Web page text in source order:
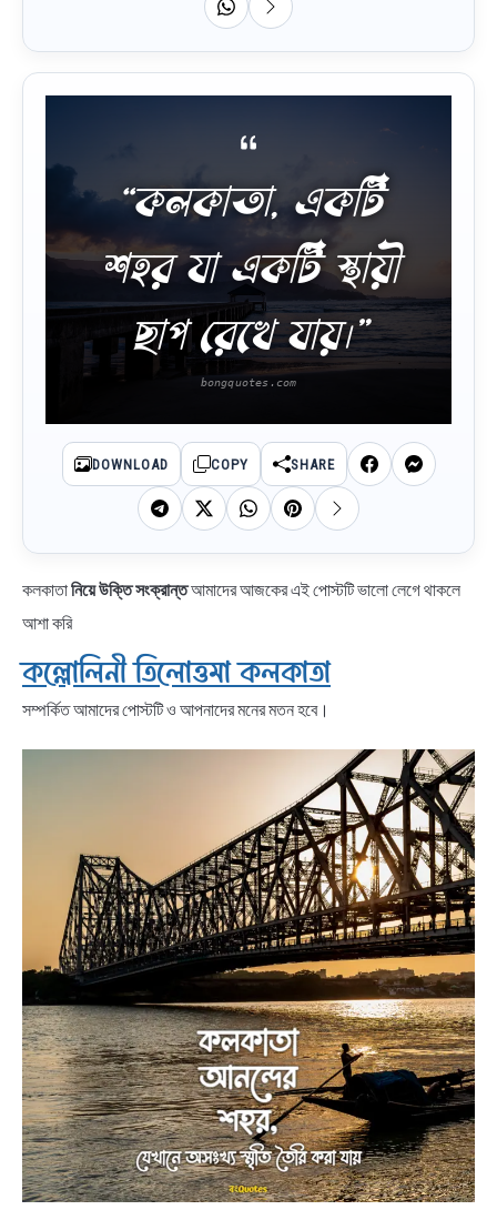
“কলকাতা, একটি
শহর যা একটি স্থায়ী
ছাপ রেখে যায়।”
DOWNLOAD COPY SHARE
কলকাতানিয়ে উক্তি সংক্রান্তআমাদের আজকের এই পোস্টটি ভালো লেগে থাকলে
আশা করি
কল্লোলিনী তিলোত্তমা কলকাতা
সম্পর্কিত আমাদের পোস্টটি ও আপনাদের মনের মতন হবে।